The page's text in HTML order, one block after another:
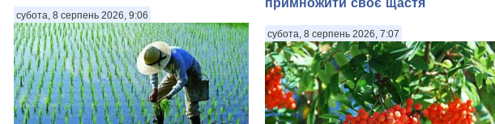
субота, 8 серпень 2026, 9:06
субота, 8 серпень 2026, 7:07